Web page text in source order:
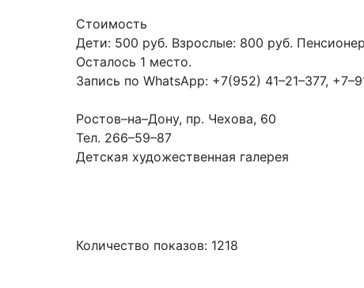
Стоимость
Дети: 500 руб. Взрослые: 800 руб.
Осталось 1 место.
Запись по WhatsApp: +7(952) 41–21–377,
Ростов–на–Дону, пр. Чехова, 60
Тел. 266–59–87
Детская художественная галерея
Количество показов: 1218